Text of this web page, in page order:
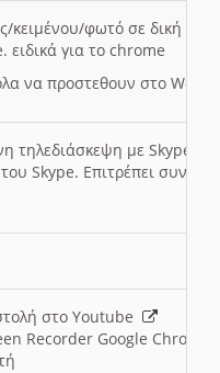
κειμένου/φωτό σε δική
για το chrome
να προστεθουν στο Word
τηλεδιάσκεψη με Skype
Skype. Επιτρέπει
στο Youtube
Recorder Google Chrome